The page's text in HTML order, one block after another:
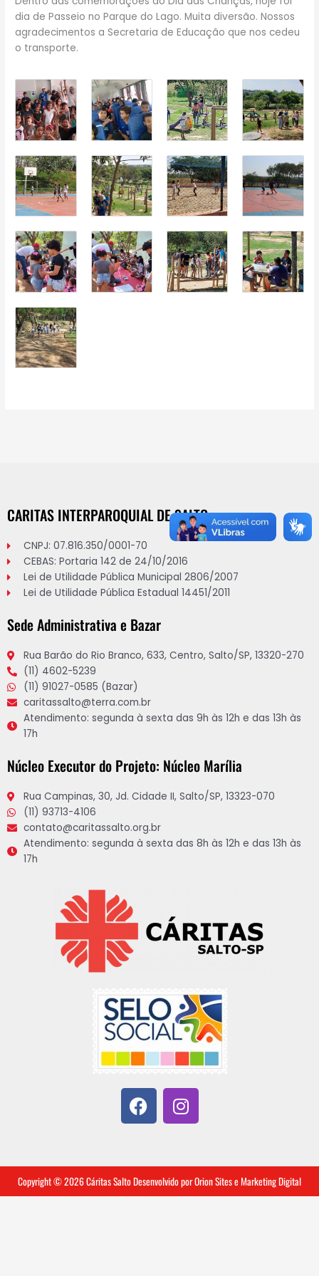
dia de Passeio no Parque do Lago. Muita diversão. Nossos
agradecimentos a Secretaria de Educação que nos cedeu
o transporte.
CARITAS INTERPAROQUIAL DE SALTO
CNPJ: 07.816.350/0001-70
CEBAS: Portaria 142 de 24/10/2016
Lei de Utilidade Pública Municipal 2806/2007
Lei de Utilidade Pública Estadual 14451/2011
Sede Administrativa e Bazar
Rua Barão do Rio Branco, 633, Centro, Salto/SP, 13320-270
(11) 4602-5239
(11) 91027-0585 (Bazar)
caritassalto@terra.com.br
Atendimento: segunda à sexta das 9h às 12h e das 13h às
17h
Núcleo Executor do Projeto: Núcleo Marília
Rua Campinas, 30, Jd. Cidade II, Salto/SP, 13323-070
(11) 93713-4106
contato@caritassalto.org.br
Atendimento: segunda à sexta das 8h às 12h e das 13h às
17h
F
a
c
b
o
o
I
n
s
a
g
r
Copyright © 2026 Cáritas Salto Desenvolvido porOrion Sites e Marketing Digital